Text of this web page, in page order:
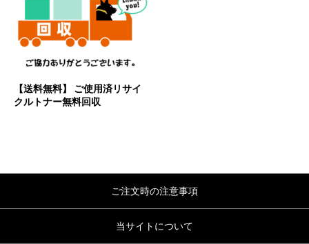
【送料無料】 ご使用済リサイ
クルトナー無料回収
ご注文時の注意事項
当サイトについて